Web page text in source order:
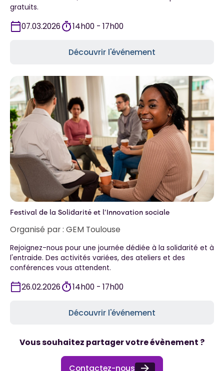
gratuits.
07.03.2026 14h00 - 17h00
Découvrir l'événement
Festival de la Solidarité et l’Innovation sociale
Organisé par : GEM Toulouse
Rejoignez-nous pour une journée dédiée à la solidarité et à
l'entraide. Des activités variées, des ateliers et des
conférences vous attendent.
26.02.2026 14h00 - 17h00
Découvrir l'événement
Vous souhaitez partager votre évènement ?
Contactez-nous